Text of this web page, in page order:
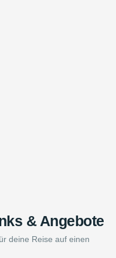
& Angebote
deine Reise auf einen